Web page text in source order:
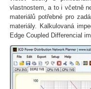
vlastnostem, a to i včetně
materiálů potřebné pro
materiály. Kalkulovaná
Edge Coupled Differencial